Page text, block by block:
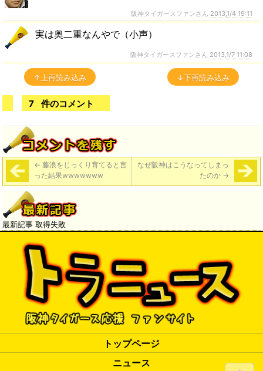
阪神タイガースファンさん 2013,1/4 19:11
実は奥二重なんやで（小声）
阪神タイガースファンさん 2013,1/7 11:08
↑上再読み込み ↓下再読み込み
7 件のコメント
← 藤浪をじっくり育てると言
った結果wwwwwww
なぜ阪神はこうなってしまっ
たのか →
最新記事 取得失敗
トップページ
ニュース